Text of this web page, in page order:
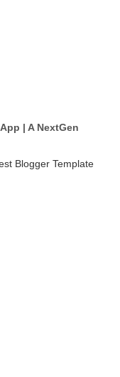
| A NextGen
Blogger Template